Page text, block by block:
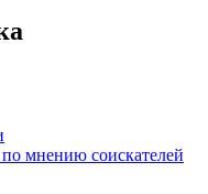
мнению соискателей